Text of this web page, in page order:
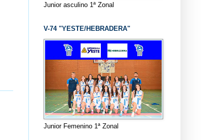
Junior asculino 1ª Zonal
V-74 "YESTE/HEBRADERA"
Junior Femenino 1ª Zonal